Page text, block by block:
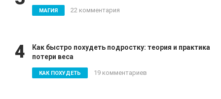
МАГИЯ 22 комментария
4
Как быстро похудеть подростку: теория и практика
потери веса
КАК ПОХУДЕТЬ 19 комментариев